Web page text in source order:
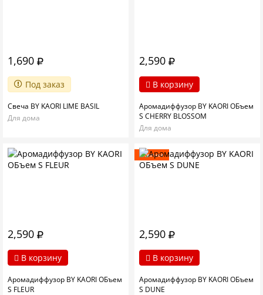
1,690
Под заказ
Свеча BY KAORI LIME BASIL
Для дома
2,590
В корзину
Аромадиффузор BY KAORI ОБъем
S CHERRY BLOSSOM
Для дома
2,590
В корзину
Аромадиффузор BY KAORI ОБъем
S FLEUR
Новинка
2,590
В корзину
Аромадиффузор BY KAORI ОБъем
S DUNE